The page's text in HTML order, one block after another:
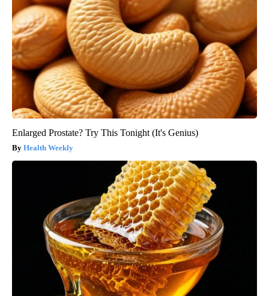
Enlarged Prostate? Try This Tonight (It's Genius)
Health Weekly